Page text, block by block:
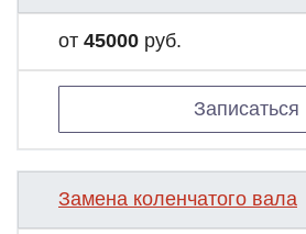
от 45000 руб.
Записаться
Замена коленчатого вала